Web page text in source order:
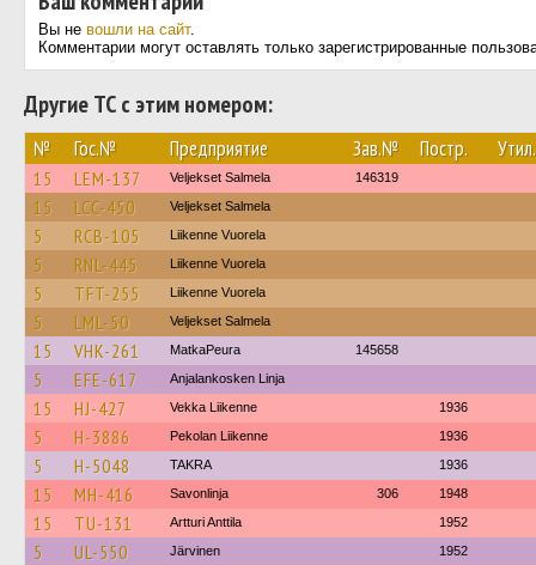
Вы не вошли на сайт.
Комментарии могут оставлять только зарегистрированные
Другие ТС с этим номером:
№ Гос.№ Предприятие Зав.№ Постр. Утил.
15 LEM-137 Veljekset Salmela 146319
15 LCC-450 Veljekset Salmela
5 RCB-105 Liikenne Vuorela
5 RNL-445 Liikenne Vuorela
5 TFT-255 Liikenne Vuorela
5 LML-50 Veljekset Salmela
15 VHK-261 MatkaPeura 145658
5 EFE-617 Anjalankosken Linja
15 HJ-427 Vekka Liikenne 1936
5 H-3886 Pekolan Liikenne 1936
5 H-5048 TAKRA 1936
15 MH-416 Savonlinja 306 1948
15 TU-131 Artturi Anttila 1952
5 UL-550 Järvinen 1952